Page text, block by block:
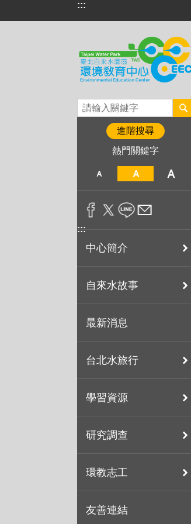
跳到主要內容區塊
:::
進階搜尋
熱門關鍵字
:::
中心簡介
自來水故事
最新消息
台北水旅行
學習資源
研究調查
環教志工
友善連結